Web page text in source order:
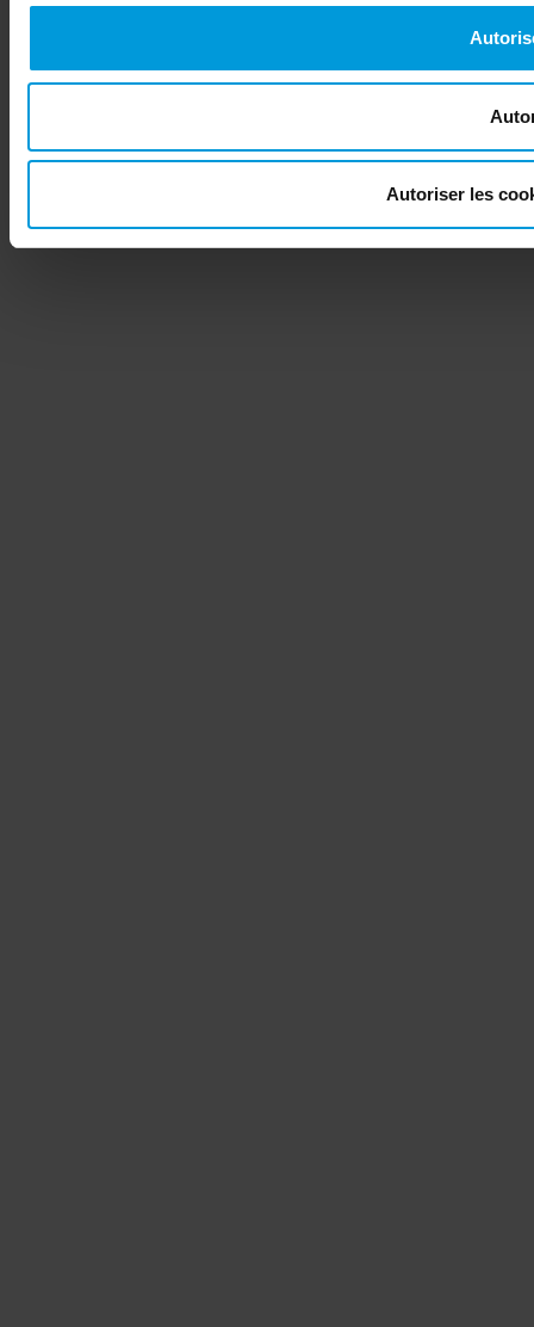
Autoriser les